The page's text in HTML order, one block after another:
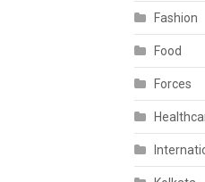
Fashion
Food
Forces